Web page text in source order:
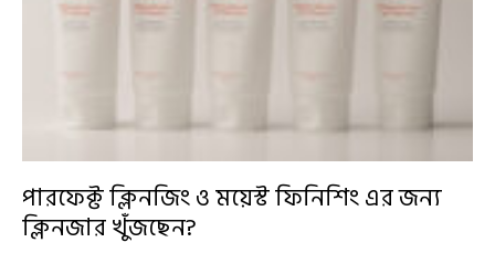
পারফেক্ট ক্লিনজিং ও ময়েস্ট ফিনিশিং এর জন্য
ক্লিনজার খুঁজছেন?